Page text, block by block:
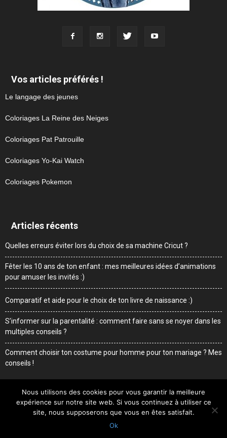
Vos articles préférés !
Le langage des jeunes
Coloriages La Reine des Neiges
Coloriages Pat Patrouille
Coloriages Yo-Kai Watch
Coloriages Pokemon
Articles récents
Quelles erreurs éviter lors du choix de sa machine Cricut ?
Fêter les 10 ans de ton enfant : mes meilleures idées d’animations
pour amuser les invités :)
Comparatif et aide pour le choix de ton livre de naissance :)
S’informer sur la parentalité : comment faire sans se noyer dans les
multiples conseils ?
Comment choisir ton costume pour homme pour ton mariage ? Mes
conseils !
Me contacter Mentions légales
Qui suis-je
© Sweetdaddy.fr
Nous utilisons des cookies pour vous garantir la meilleure
expérience sur notre site web. Si vous continuez à utiliser ce
site, nous supposerons que vous en êtes satisfait.
Ok